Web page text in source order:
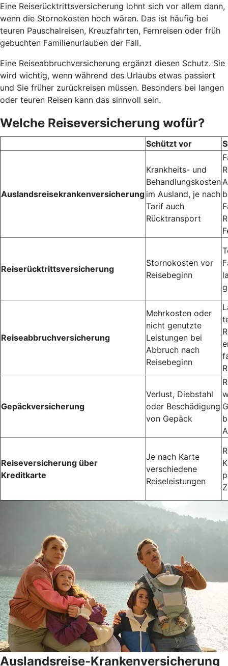
Eine Reiserücktrittsversicherung lohnt sich vor allem dann,
wenn die Stornokosten hoch wären. Das ist häufig bei
teuren Pauschalreisen, Kreuzfahrten, Fernreisen oder früh
gebuchten Familienurlauben der Fall.
Eine Reiseabbruchversicherung ergänzt diesen Schutz. Sie
wird wichtig, wenn während des Urlaubs etwas passiert
und Sie früher zurückreisen müssen. Besonders bei langen
oder teuren Reisen kann das sinnvoll sein.
Welche Reiseversicherung wofür?
Schützt vor
Auslandsreisekrankenversicherung
Krankheits- und
Behandlungskosten
im Ausland, je nach
Tarif auch
Rücktransport
Reiserücktrittsversicherung
Stornokosten vor
Reisebeginn
Reiseabbruchversicherung
Mehrkosten oder
nicht genutzte
Leistungen bei
Abbruch nach
Reisebeginn
Gepäckversicherung
Verlust, Diebstahl
oder Beschädigung
von Gepäck
Reiseversicherung über
Kreditkarte
Je nach Karte
verschiedene
Reiseleistungen
Auslandsreise-Krankenversicherung